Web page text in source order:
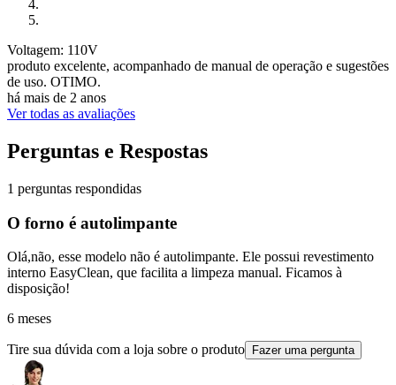
Voltagem: 110V
produto excelente, acompanhado de manual de operação e sugestões
de uso. OTIMO.
há mais de 2 anos
Ver todas as avaliações
Perguntas e Respostas
1 perguntas respondidas
O forno é autolimpante
Olá,não, esse modelo não é autolimpante. Ele possui revestimento
interno EasyClean, que facilita a limpeza manual. Ficamos à
disposição!
6 meses
Tire sua dúvida com a loja sobre o produto Fazer uma pergunta